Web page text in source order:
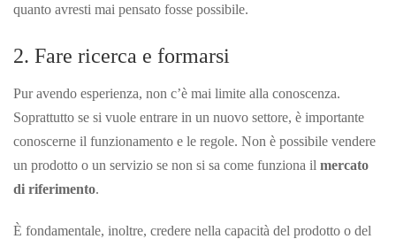
quanto avresti mai pensato fosse possibile.
2. Fare ricerca e formarsi
Pur avendo esperienza, non c’è mai limite alla conoscenza.
Soprattutto se si vuole entrare in un nuovo settore, è importante
conoscerne il funzionamento e le regole. Non è possibile vendere
un prodotto o un servizio se non si sa come funziona il mercato
di riferimento.
È fondamentale, inoltre, credere nella capacità del prodotto o del